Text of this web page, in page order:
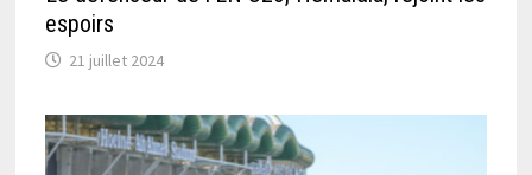
espoirs
21 juillet 2024